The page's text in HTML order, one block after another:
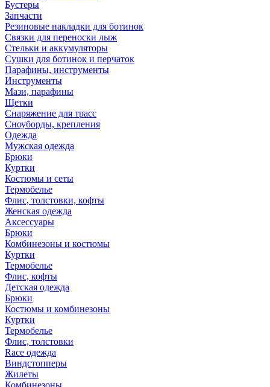
Бустеры
Запчасти
Резиновые накладки для ботинок
Связки для переноски лыж
Стельки и аккумуляторы
Сушки для ботинок и перчаток
Парафины, инструменты
Инструменты
Мази, парафины
Щетки
Снаряжение для трасс
Сноуборды, крепления
Одежда
Мужская одежда
Брюки
Куртки
Костюмы и сеты
Термобелье
Флис, толстовки, кофты
Женская одежда
Аксессуары
Брюки
Комбинезоны и костюмы
Куртки
Термобелье
Флис, кофты
Детская одежда
Брюки
Костюмы и комбинезоны
Куртки
Термобелье
Флис, толстовки
Race одежда
Виндстопперы
Жилеты
Комбинезоны